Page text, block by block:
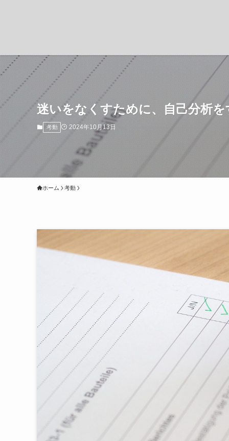
迷いをなくすために、自己分析を
考動 2024年10月13日
ホーム 考動